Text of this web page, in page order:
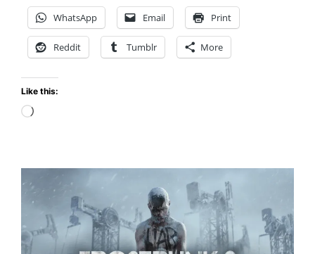
y
Salva
el
Mundo
WhatsApp Email Print
Reddit Tumblr More
Like this:
Loading…